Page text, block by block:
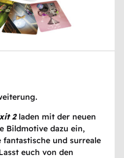
2 laden mit der neuen
Bildmotive dazu ein,
und surreale
euch von den